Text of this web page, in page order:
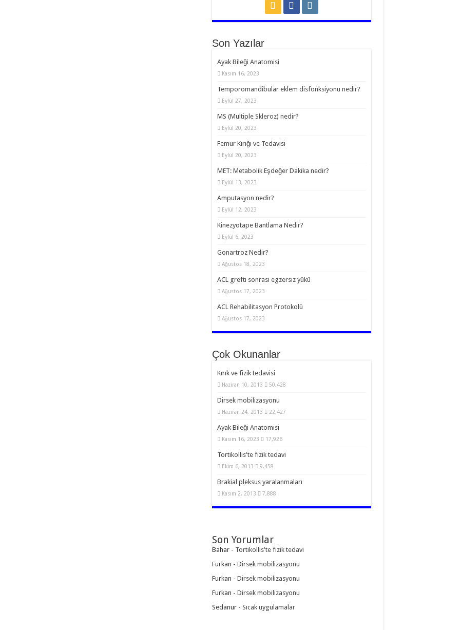
Son Yazılar
Ayak Bileği Anatomisi
Kasım 16, 2023
Temporomandibular eklem disfonksiyonu nedir?
Eylül 27, 2023
MS (Multiple Skleroz) nedir?
Eylül 20, 2023
Femur Kırığı ve Tedavisi
Eylül 20, 2023
MET: Metabolik Eşdeğer Dakika nedir?
Eylül 13, 2023
Amputasyon nedir?
Eylül 12, 2023
Kinezyotape Bantlama Nedir?
Eylül 6, 2023
Gonartroz Nedir?
Ağustos 18, 2023
ACL grefti sonrası egzersiz yükü
Ağustos 17, 2023
ACL Rehabilitasyon Protokolü
Ağustos 17, 2023
Çok Okunanlar
Kırık ve fizik tedavisi
Haziran 10, 2013 50,428
Dirsek mobilizasyonu
Haziran 24, 2013 22,427
Ayak Bileği Anatomisi
Kasım 16, 2023 17,926
Tortikollis'te fizik tedavi
Ekim 6, 2013 9,458
Brakial pleksus yaralanmaları
Kasım 2, 2013 7,888
Son Yorumlar
Bahar- Tortikollis'te fizik tedavi
Furkan - Dirsek mobilizasyonu
Furkan - Dirsek mobilizasyonu
Furkan - Dirsek mobilizasyonu
Sedanur- Sıcak uygulamalar